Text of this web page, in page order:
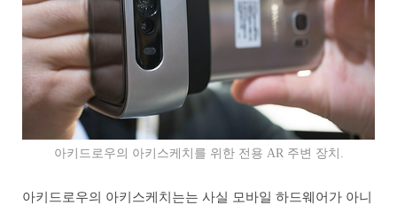
아키드로우의 아키스케치를 위한 전용 AR 주변 장치.
아키드로우의 아키스케치는는 사실 모바일 하드웨어가 아니